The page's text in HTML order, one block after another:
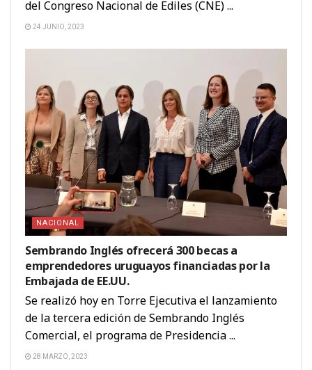
del Congreso Nacional de Ediles (CNE) ...
24 JUNIO, 2023
NACIONAL
Sembrando Inglés ofrecerá 300 becas a
emprendedores uruguayos financiadas por la
Embajada de EE.UU.
Se realizó hoy en Torre Ejecutiva el lanzamiento
de la tercera edición de Sembrando Inglés
Comercial, el programa de Presidencia ...
28 MARZO, 2023